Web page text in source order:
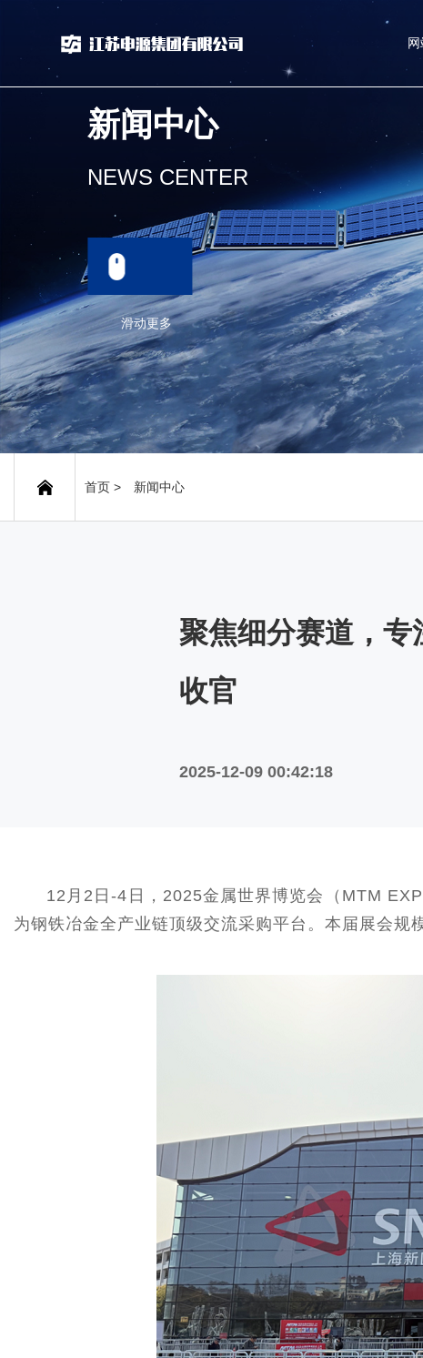
新闻中心
NEWS CENTER
滑动更多
首页 > 新闻中心
聚焦细分赛道，
收官
2025-12-09 00:42:18
12月2日-4日，2025金属世界博览会（MTM
为钢铁冶金全产业链顶级交流采购平台。本届展会规